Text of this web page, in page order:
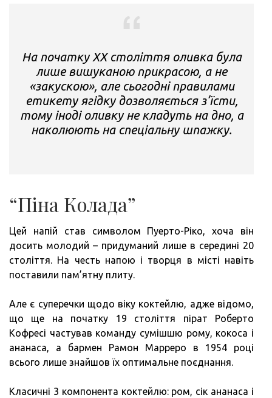
На початку XX століття оливка була
лише вишуканою прикрасою, а не
«закускою», але сьогодні правилами
етикету ягідку дозволяється з’їсти,
тому іноді оливку не кладуть на дно, а
наколюють на спеціальну шпажку.
“Піна Колада”
Цей напій став символом Пуерто-Ріко, хоча він
досить молодий – придуманий лише в середині 20
століття. На честь напою і творця в місті навіть
поставили пам’ятну плиту.
Але є суперечки щодо віку коктейлю, адже відомо,
що ще на початку 19 століття пірат Роберто
Кофресі частував команду сумішшю рому, кокоса і
ананаса, а бармен Рамон Марреро в 1954 році
всього лише знайшов їх оптимальне поєднання.
Класичні 3 компонента коктейлю: ром, сік ананаса і